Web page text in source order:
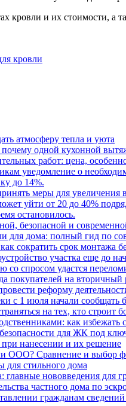
кровли и их стоимости, а
кровли
атмосферу тепла и уюта
одной кухонной
работ: цена,
уведомление о
до 14%.
меры для увеличения
уйти от 20 до 40%
остановилось.
безопасной и
для дома: полный гид по
сократить срок монтажа
участка еще до
со спросом удастся
покупателей на вторичный
реформу
с 1 июля начали сообщать
на тех, кто строит
как избежать
для ЖК под
нанесении и их решение
ООО? Сравнение и выбор
для стильного дома
нововведения для
частного дома по
гражданам